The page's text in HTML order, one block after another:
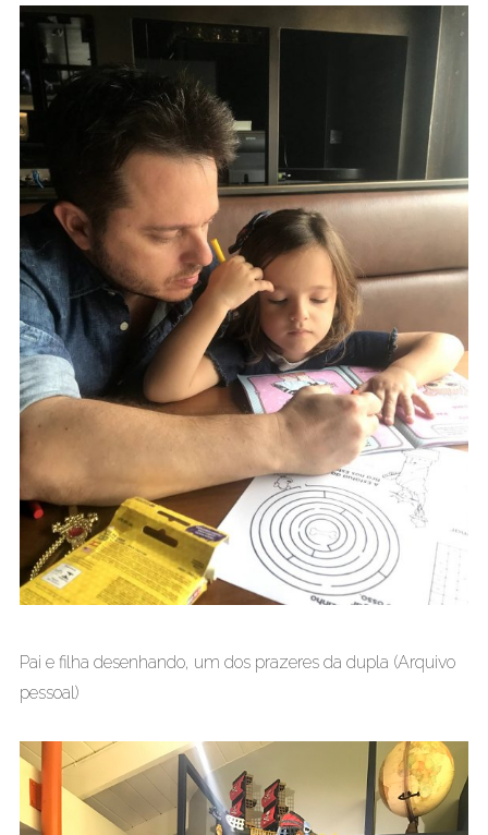
Pai e filha desenhando, um dos prazeres da dupla (Arquivo
pessoal)